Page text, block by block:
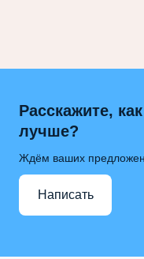
Расскажите,
лучше?
Ждём ваших
Написать